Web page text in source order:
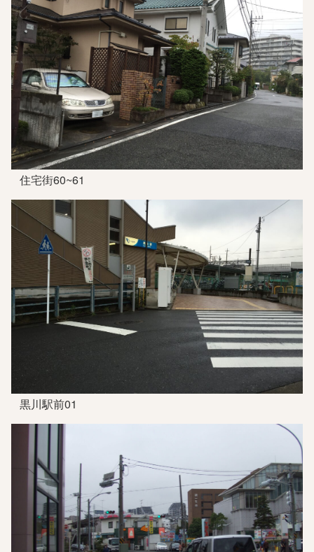
住宅街60~61
黒川駅前01